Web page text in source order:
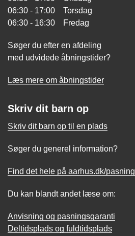
06:30 - 17:00 Torsdag
06:30 - 16:30 Fredag
Søger du efter en afdeling
med udvidede åbningstider?
Læs mere om åbningstider
Skriv dit barn op
Skriv dit barn op til en plads
Søger du generel information?
Find det hele på aarhus.dk/pasning
Du kan blandt andet læse om:
Anvisning og pasningsgaranti
Deltidsplads og fuldtidsplads